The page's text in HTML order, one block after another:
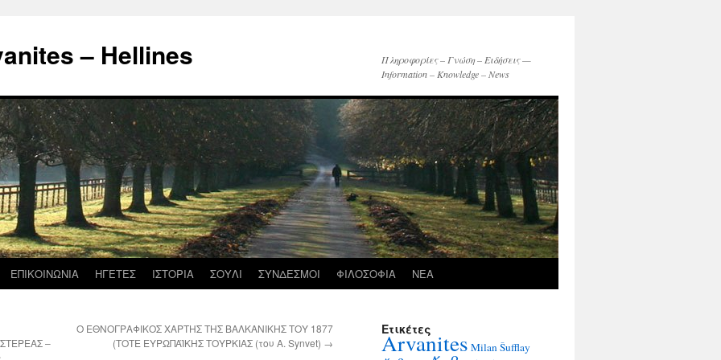
– Hellines
Πληροφορίες – Γνώση – Ειδήσεις —
Information – Knowledge – News
ΕΠΙΚΟΙΝΩΝΙΑ ΗΓΕΤΕΣ ΙΣΤΟΡΙΑ ΣΟΥΛΙ ΣΥΝΔΕΣΜΟΙ ΦΙΛΟΣΟΦΙΑ ΝΕΑ
–
Ο ΕΘΝΟΓΡΑΦΙΚΟΣ ΧΑΡΤΗΣ ΤΗΣ ΒΑΛΚΑΝΙΚΗΣ ΤΟΥ 1877
(ΤΟΤΕ ΕΥΡΩΠΑΪΚΗΣ ΤΟΥΡΚΙΑΣ (του Α. Synvet) →
Ετικέτες
Arvanites Milan Šufflay